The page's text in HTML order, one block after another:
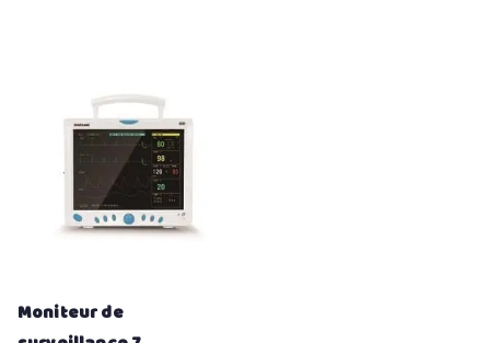
Moniteur de